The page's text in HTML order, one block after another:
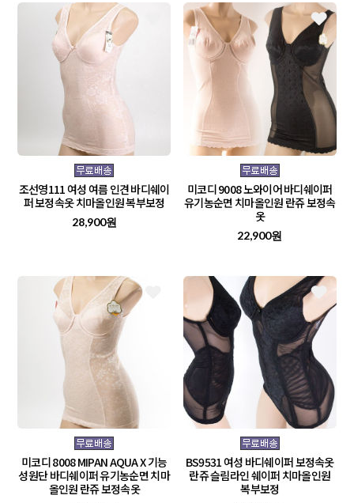
조선영111 여성 여름 인견 바디쉐이
퍼 보정속옷 치마올인원 복부보정
28,900원
미코디 9008 노와이어 바디쉐이퍼
유기농순면 치마올인원 란쥬 보정속
옷
22,900원
미코디 8008 MIPAN AQUA X 기능
성원단 바디쉐이퍼 유기농순면 치마
올인원 란쥬 보정속옷
BS9531 여성 바디쉐이퍼 보정속옷
란쥬 슬림라인 쉐이퍼 치마올인원
복부보정